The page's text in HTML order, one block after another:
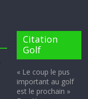
Citation
Golf
« Le coup le pus
important au golf
est le prochain »